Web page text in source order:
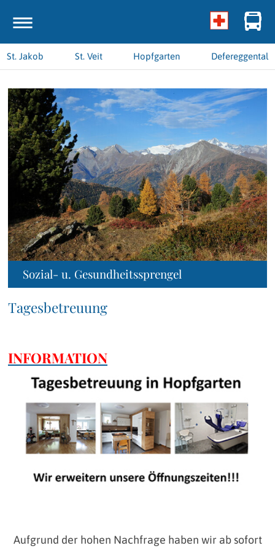
St. Jakob St. Veit Hopfgarten Defereggental
Sozial- u. Gesundheitssprengel
Tagesbetreuung
INFORMATION
Aufgrund der hohen Nachfrage haben wir ab sofort